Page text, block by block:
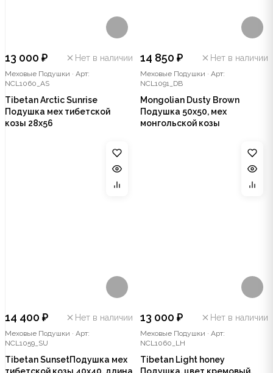
13 000 ₽ Нет в наличии
Меховые Подушки · Арт:
NCL1060_AS
Tibetan Arctic Sunrise
Подушка мех тибетской
козы 28x56
14 850 ₽ Нет в наличии
Меховые Подушки · Арт:
NCL1091_DB
Mongolian Dusty Brown
Подушка 50х50, мех
монгольской козы
14 400 ₽ Нет в наличии
Меховые Подушки · Арт:
NCL1059_SU
Tibetan SunsetПодушка мех
13 000 ₽ Нет в наличии
Меховые Подушки · Арт:
NCL1060_LH
Tibetan Light honey